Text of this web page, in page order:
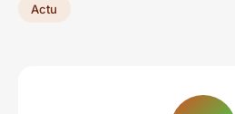
Actu